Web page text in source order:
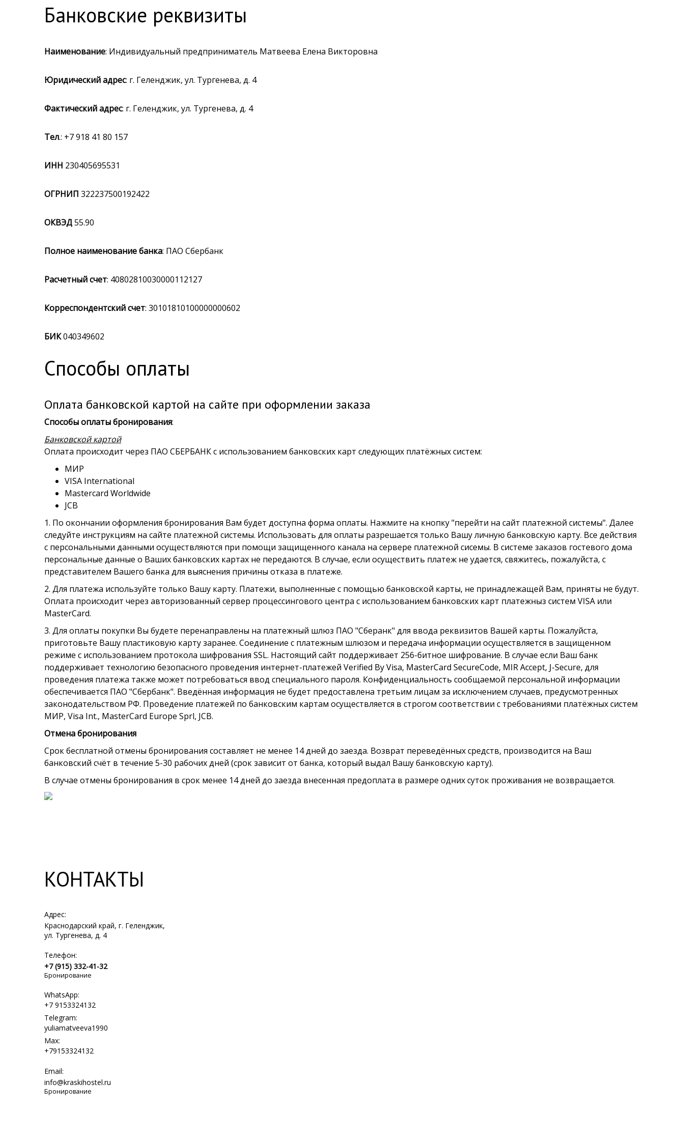
Банковские реквизиты
Наименование: Индивидуальный предприниматель Матвеева Елена Викторовна
Юридический адрес: г. Геленджик, ул. Тургенева, д. 4
Фактический адрес: г. Геленджик, ул. Тургенева, д. 4
Тел.: +7 918 41 80 157
ИНН 230405695531
ОГРНИП 322237500192422
ОКВЭД55.90
Полное наименование банка: ПАО Сбербанк
Расчетный счет: 40802810030000112127
Корреспондентский счет: 30101810100000000602
БИК040349602
Способы оплаты
Оплата банковской картой на сайте при оформлении заказа
Способы оплаты бронирования:
Банковской картой
Оплата происходит через ПАО СБЕРБАНК с использованием банковских карт следующих платёжных систем:
МИР
VISA International
Mastercard Worldwide
JCB
1. По окончании оформления бронирования Вам будет доступна форма оплаты. Нажмите на кнопку "перейти на сайт платежной системы". Далее
следуйте инструкциям на сайте платежной системы. Использовать для оплаты разрешается только Вашу личную банковскую карту. Все действия
с персональными данными осуществляются при помощи защищенного канала на сервере платежной сисемы. В системе заказов гостевого дома
персональные данные о Ваших банковских картах не передаются. В случае, если осуществить платеж не удается, свяжитесь, пожалуйста, с
представителем Вашего банка для выяснения причины отказа в платеже.
2. Для платежа используйте только Вашу карту. Платежи, выполненные с помощью банковской карты, не принадлежащей Вам, приняты не будут.
Оплата происходит через авторизованный сервер процессингового центра с использованием банковских карт платежныз систем VISA или
MasterCard.
3. Для оплаты покупки Вы будете перенаправлены на платежный шлюз ПАО "Сберанк" для ввода реквизитов Вашей карты. Пожалуйста,
приготовьте Вашу пластиковую карту заранее. Соединение с платежным шлюзом и передача информации осуществляется в защищенном
режиме с использованием протокола шифрования SSL. Настоящий сайт поддерживает 256-битное шифрование. В случае если Ваш банк
поддерживает технологию безопасного проведения интернет-платежей Verified By Visa, MasterCard SecureCode, MIR Accept, J-Secure, для
проведения платежа также может потребоваться ввод специального пароля. Конфиденциальность сообщаемой персональной информации
обеспечивается ПАО "Сбербанк". Введённая информация не будет предоставлена третьим лицам за исключением случаев, предусмотренных
законодательством РФ. Проведение платежей по банковским картам осуществляется в строгом соответствии с требованиями платёжных систем
МИР, Visa Int., MasterCard Europe Sprl, JCB.
Отмена бронирования
Срок бесплатной отмены бронирования составляет не менее 14 дней до заезда. Возврат переведённых средств, производится на Ваш
банковский счёт в течение 5-30 рабочих дней (срок зависит от банка, который выдал Вашу банковскую карту).
В случае отмены бронирования в срок менее 14 дней до заезда внесенная предоплата в размере одних суток проживания не возвращается.
КОНТАКТЫ
Адрес:
Краснодарский край, г. Геленджик,
ул. Тургенева, д. 4
Телефон:
+7 (915) 332-41-32
Бронирование
WhatsApp:
+7 9153324132
Telegram:
yuliamatveeva1990
Max:
+79153324132
Email:
info@kraskihostel.ru
Бронирование